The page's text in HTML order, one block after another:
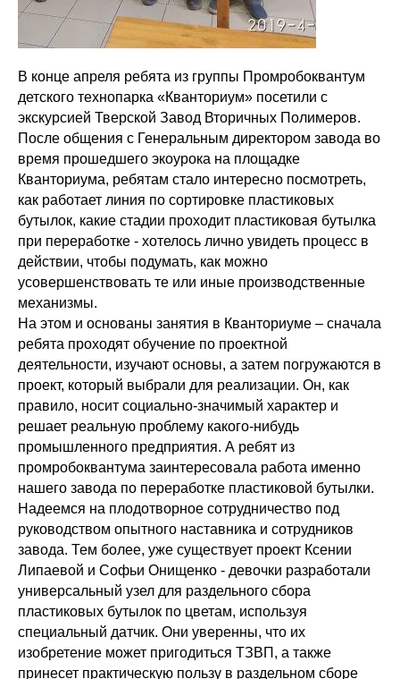
В конце апреля ребята из группы Промробоквантум
детского технопарка «Кванториум» посетили с
экскурсией Тверской Завод Вторичных Полимеров.
После общения с Генеральным директором завода во
время прошедшего экоурока на площадке
Кванториума, ребятам стало интересно посмотреть,
как работает линия по сортировке пластиковых
бутылок, какие стадии проходит пластиковая бутылка
при переработке - хотелось лично увидеть процесс в
действии, чтобы подумать, как можно
усовершенствовать те или иные производственные
механизмы.
На этом и основаны занятия в Кванториуме – сначала
ребята проходят обучение по проектной
деятельности, изучают основы, а затем погружаются в
проект, который выбрали для реализации. Он, как
правило, носит социально-значимый характер и
решает реальную проблему какого-нибудь
промышленного предприятия. А ребят из
промробоквантума заинтересовала работа именно
нашего завода по переработке пластиковой бутылки.
Надеемся на плодотворное сотрудничество под
руководством опытного наставника и сотрудников
завода. Тем более, уже существует проект Ксении
Липаевой и Софьи Онищенко - девочки разработали
универсальный узел для раздельного сбора
пластиковых бутылок по цветам, используя
специальный датчик. Они уверенны, что их
изобретение может пригодиться ТЗВП, а также
принесет практическую пользу в раздельном сборе